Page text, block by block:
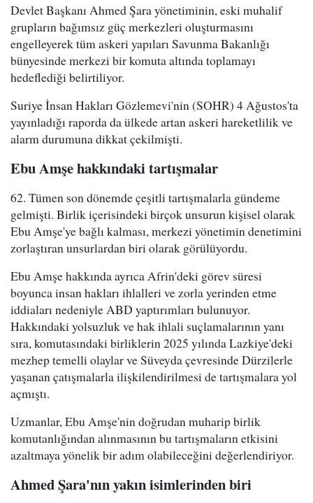
Devlet Başkanı Ahmed Şara yönetiminin, eski muhalif
grupların bağımsız güç merkezleri oluşturmasını
engelleyerek tüm askeri yapıları Savunma Bakanlığı
bünyesinde merkezi bir komuta altında toplamayı
hedeflediği belirtiliyor.
Suriye İnsan Hakları Gözlemevi'nin (SOHR) 4 Ağustos'ta
yayınladığı raporda da ülkede artan askeri hareketlilik ve
alarm durumuna dikkat çekilmişti.
Ebu Amşe hakkındaki tartışmalar
62. Tümen son dönemde çeşitli tartışmalarla gündeme
gelmişti. Birlik içerisindeki birçok unsurun kişisel olarak
Ebu Amşe'ye bağlı kalması, merkezi yönetimin denetimini
zorlaştıran unsurlardan biri olarak görülüyordu.
Ebu Amşe hakkında ayrıca Afrin'deki görev süresi
boyunca insan hakları ihlalleri ve zorla yerinden etme
iddiaları nedeniyle ABD yaptırımları bulunuyor.
Hakkındaki yolsuzluk ve hak ihlali suçlamalarının yanı
sıra, komutasındaki birliklerin 2025 yılında Lazkiye'deki
mezhep temelli olaylar ve Süveyda çevresinde Dürzilerle
yaşanan çatışmalarla ilişkilendirilmesi de tartışmalara yol
açmıştı.
Uzmanlar, Ebu Amşe'nin doğrudan muharip birlik
komutanlığından alınmasının bu tartışmaların etkisini
azaltmaya yönelik bir adım olabileceğini değerlendiriyor.
Ahmed Şara'nın yakın isimlerinden biri